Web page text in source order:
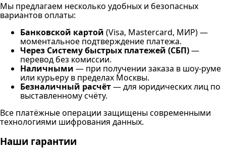
Мы предлагаем несколько удобных и безопасных
вариантов оплаты:
Банковской картой (Visa, Mastercard, МИР) —
моментальное подтверждение платежа.
Через Систему быстрых платежей (СБП)—
перевод без комиссии.
Наличными — при получении заказа в шоу-руме
или курьеру в пределах Москвы.
Безналичный расчёт— для юридических лиц по
выставленному счёту.
Все платёжные операции защищены современными
технологиями шифрования данных.
Наши гарантии